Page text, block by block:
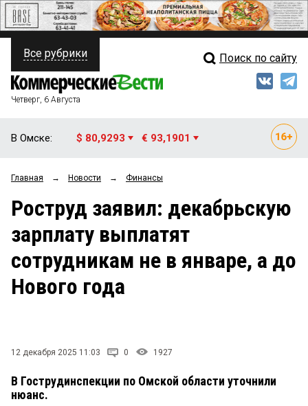
ПОЛИТИКА
ФИНАНСЫ
ОБЩЕСТВО
ЗАКОН
НОВОСТИ КОМПАНИЙ
Свежий выпуск
Рейтинги
Блоги
Архив
Все рубрики Поиск по сайту
Четверг, 6 Августа
В Омске: $ 80,9293 € 93,1901
Главная → Новости → Финансы
Роструд заявил: декабрьскую
зарплату выплатят
сотрудникам не в январе, а до
Нового года
12 декабря 2025 11:03 0 1927
В Гострудинспекции по Омской области уточнили
нюанс.